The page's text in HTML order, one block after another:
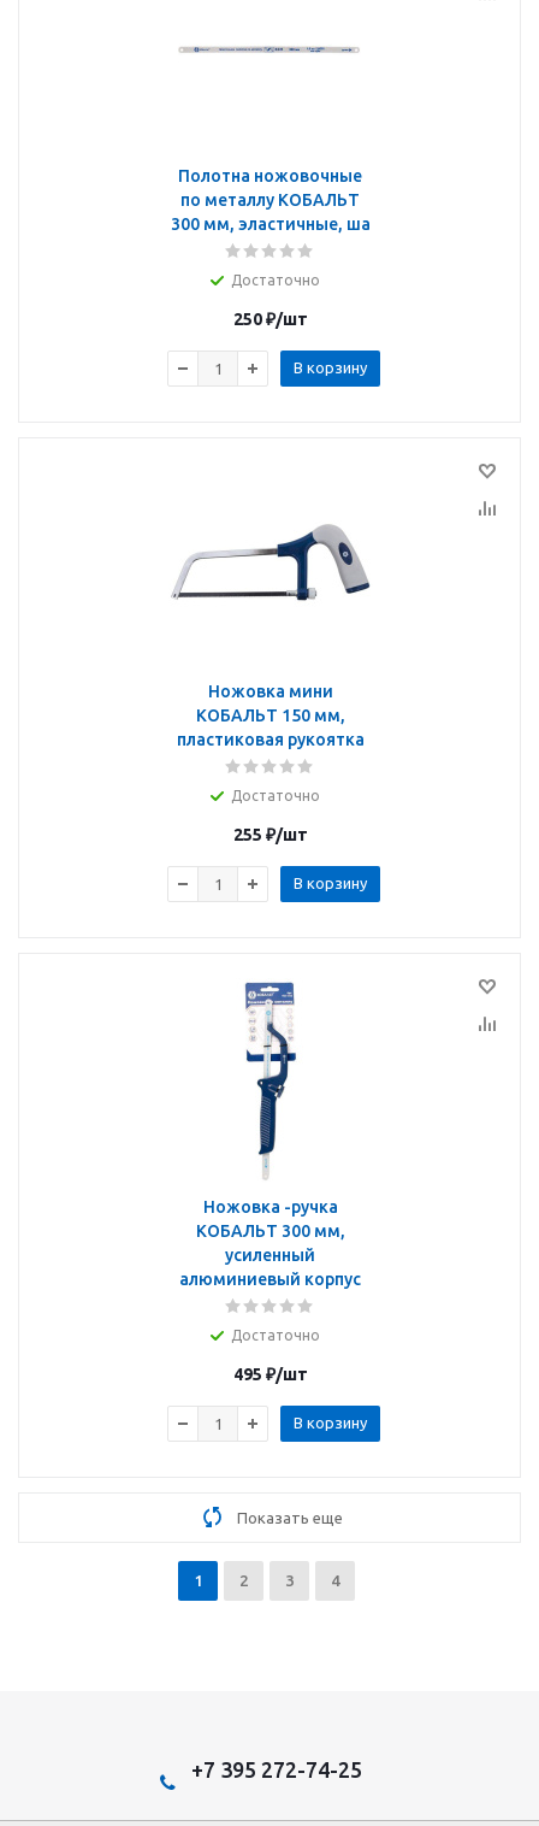
Полотна ножовочные
по металлу КОБАЛЬТ
300 мм, эластичные, ша
Достаточно
250₽/шт
В корзину
Ножовка мини
КОБАЛЬТ 150 мм,
пластиковая рукоятка
Достаточно
255 ₽/шт
В корзину
Ножовка -ручка
КОБАЛЬТ 300 мм,
усиленный
алюминиевый корпус
Достаточно
495 ₽/шт
В корзину
Показать еще
1 2 3 4
+7 395 272-74-25